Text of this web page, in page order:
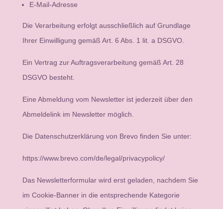
E-Mail-Adresse
Die Verarbeitung erfolgt ausschließlich auf Grundlage
Ihrer Einwilligung gemäß Art. 6 Abs. 1 lit. a DSGVO.
Ein Vertrag zur Auftragsverarbeitung gemäß Art. 28
DSGVO besteht.
Eine Abmeldung vom Newsletter ist jederzeit über den
Abmeldelink im Newsletter möglich.
Die Datenschutzerklärung von Brevo finden Sie unter:
https://www.brevo.com/de/legal/privacypolicy/
Das Newsletterformular wird erst geladen, nachdem Sie
im Cookie-Banner in die entsprechende Kategorie